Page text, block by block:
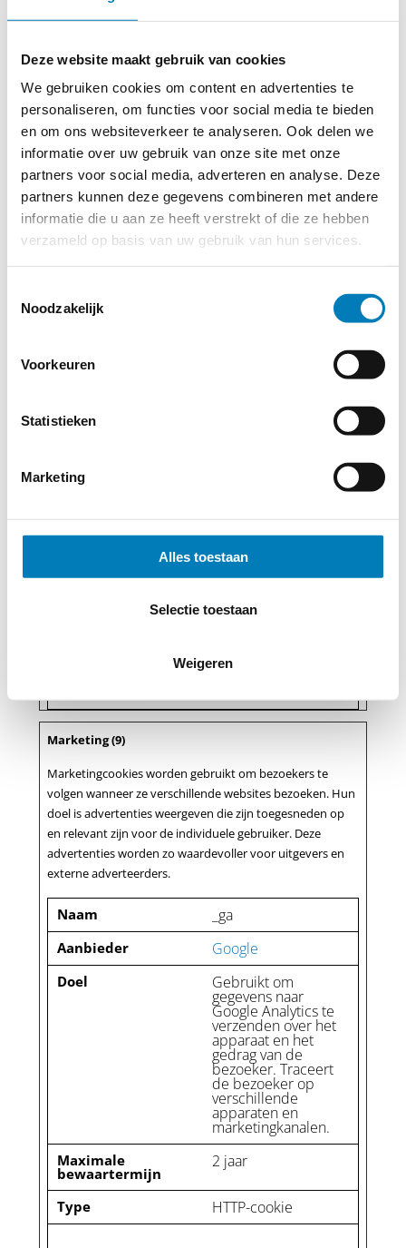
Deze website maakt gebruik van cookies
We gebruiken cookies om content en advertenties te
personaliseren, om functies voor social media te bieden
en om ons websiteverkeer te analyseren. Ook delen we
informatie over uw gebruik van onze site met onze
partners voor social media, adverteren en analyse. Deze
partners kunnen deze gegevens combineren met andere
informatie die u aan ze heeft verstrekt of die ze hebben
verzameld op basis van uw gebruik van hun services.
Noodzakelijk
Voorkeuren
Statistieken
Marketing
Alles toestaan
Selectie toestaan
Weigeren
Naam _cltk
Aanbieder Microsoft
Doel Registreert
statistische gegevens
over het gedrag van
bezoekers aan de
website. Gebruikt
voor interne analyse
door de beheerder
van de website.
Aanbieder
over de navigatie en
statistische
rapporten en
heatmaps voor de
website-eigenaar
Pixeltracker
Marketing (9)
Marketingcookies worden gebruikt om bezoekers te
volgen wanneer ze verschillende websites bezoeken. Hun
doel is advertenties weergeven die zijn toegesneden op
en relevant zijn voor de individuele gebruiker. Deze
advertenties worden zo waardevoller voor uitgevers en
externe adverteerders.
Naam _ga
Aanbieder Google
Doel Gebruikt om
gegevens naar
Google Analytics te
verzenden over het
apparaat en het
gedrag van de
bezoeker. Traceert
de bezoeker op
verschillende
apparaten en
marketingkanalen.
Maximale
bewaartermijn
2 jaar
Type HTTP-cookie